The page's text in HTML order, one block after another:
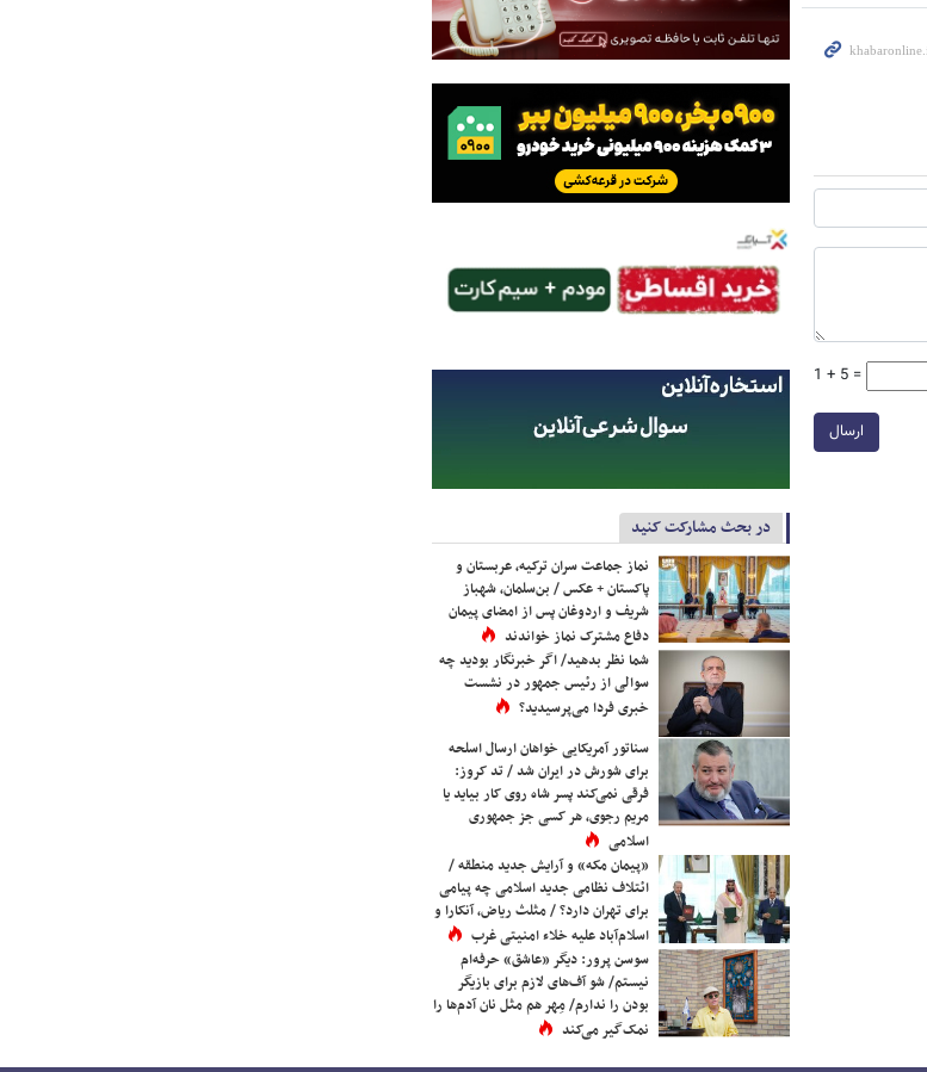
1 + 5 =
ارسال
در بحث مشارکت کنید
نماز جماعت سران ترکیه، عربستان و
پاکستان + عکس / بن‌سلمان، شهباز
شریف و اردوغان پس از امضای پیمان
دفاع مشترک نماز خواندند
شما نظر بدهید/ اگر خبرنگار بودید چه
سوالی از رئیس جمهور در نشست
خبری فردا می‌پرسیدید؟
سناتور آمریکایی خواهان ارسال اسلحه
برای شورش در ایران شد / تد کروز:
فرقی نمی‌کند پسر شاه روی کار بیاید یا
مریم رجوی، هر کسی جز جمهوری
اسلامی
«پیمان مکه» و آرایش جدید منطقه /
ائتلاف نظامی جدید اسلامی چه پیامی
برای تهران دارد؟ / مثلث ریاض، آنکارا و
اسلام‌آباد علیه خلاء امنیتی غرب
سوسن پرور: دیگر «عاشق» حرفه‌ام
نیستم/ شو آف‌های لازم برای بازیگر
بودن را ندارم/ مِهر هم مثل نان آدم‌ها را
نمک‌گیر می‌کند